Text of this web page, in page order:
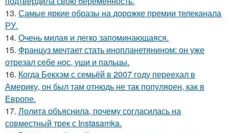
13. Самые яркие образы на дорожке премии телеканала
РУ.
14. Очень милая и легко запоминающаяся.
15. Француз мечтает стать инопланетянином: он уже
отрезал себе нос, уши и пальцы.
16. Когда Бекхэм с семьёй в 2007 году переехал в
Америку, он был там отнюдь не так популярен, как в
Европе.
17. Лолита объяснила, почему согласилась на
совместный трек с Instasamka.